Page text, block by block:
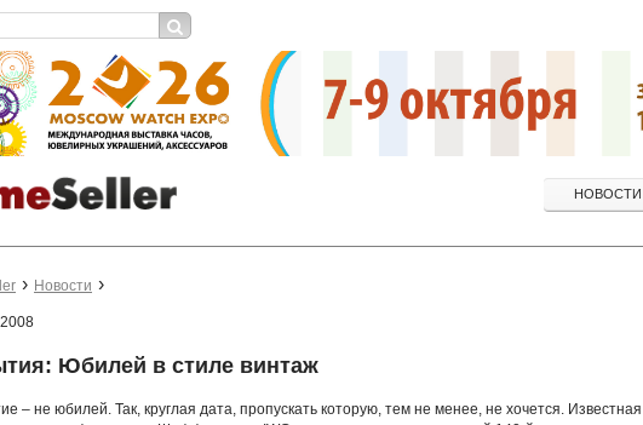
НОВОСТИ
Новости
Юбилей в стиле винтаж
– не юбилей. Так, круглая дата, пропускать которую, тем не менее, не хочется. Известная